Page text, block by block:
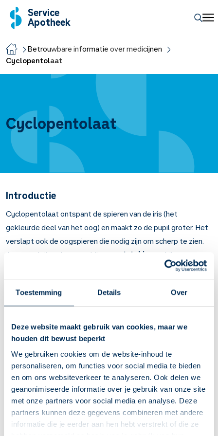
Toestemming Details Over
Deze website maakt gebruik van cookies, maar we
houden dit bewust beperkt
We gebruiken cookies om de website-inhoud te
personaliseren, om functies voor social media te bieden
en om ons websiteverkeer te analyseren. Ook delen we
geanonimiseerde informatie over je gebruik van onze site
met onze partners voor social media en analyse. Deze
partners kunnen deze gegevens combineren met andere
informatie die je eerder aan hen hebt verstrekt of die ze
Service
Apotheek
Betrouwbare informatie over medicijnen
Cyclopentolaat
Cyclopentolaat
Introductie
Cyclopentolaat ontspant de spieren van de iris (het
gekleurde deel van het oog) en maakt zo de pupil groter. Het
verslapt ook de oogspieren die nodig zijn om scherp te zien.
Artsen schrijven het voor bij
oogontsteking
en bij een
Belangrijk om te weten over Cyclopentolaat
Cyclopentolaat ontspant de spieren van de iris en de
Bij ontsteking en bij een oogonderzoek.
Oogontsteking: u druppelt meestal 3 tot 4 keer per dag.
Verdeel het druppelen zo goed mogelijk over de dag.
Oogonderzoek: u krijgt de oogdruppel een half uur tot 1
uur voor het oogonderzoek.
Druk na het druppelen uw traankanaaltjes in uw ooghoek 1
minuut dicht. Zo voorkomt u zo veel mogelijk de
bijwerkingen.
Direct na het druppelen kunt u last krijgen van prikkelend